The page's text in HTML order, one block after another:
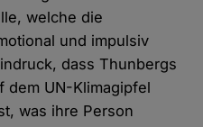
welche die
und impulsiv
dass Thunbergs
dem UN-Klimagipfel
was ihre Person